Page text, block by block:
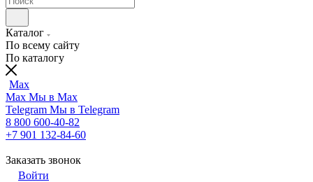
Каталог
По всему сайту
По каталогу
Max
Max Мы в Max
Telegram Мы в Telegram
8 800 600-40-82
+7 901 132-84-60
Заказать звонок
Войти